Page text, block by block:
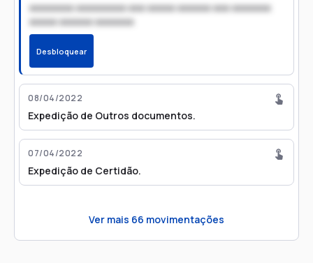
xxxxxxxx xxxxxxxxx xxx xxxxx xxxxxx xxx xxxxxxx
xxxxx xxxxxx xxxxxxx
Desbloquear
08/04/2022
Expedição de Outros documentos.
07/04/2022
Expedição de Certidão.
Ver mais 66 movimentações